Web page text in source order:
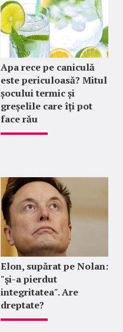
Apa rece pe caniculă
este periculoasă? Mitul
șocului termic și
greșelile care îți pot
face rău
Elon, supărat pe Nolan:
"şi-a pierdut
integritatea". Are
dreptate?